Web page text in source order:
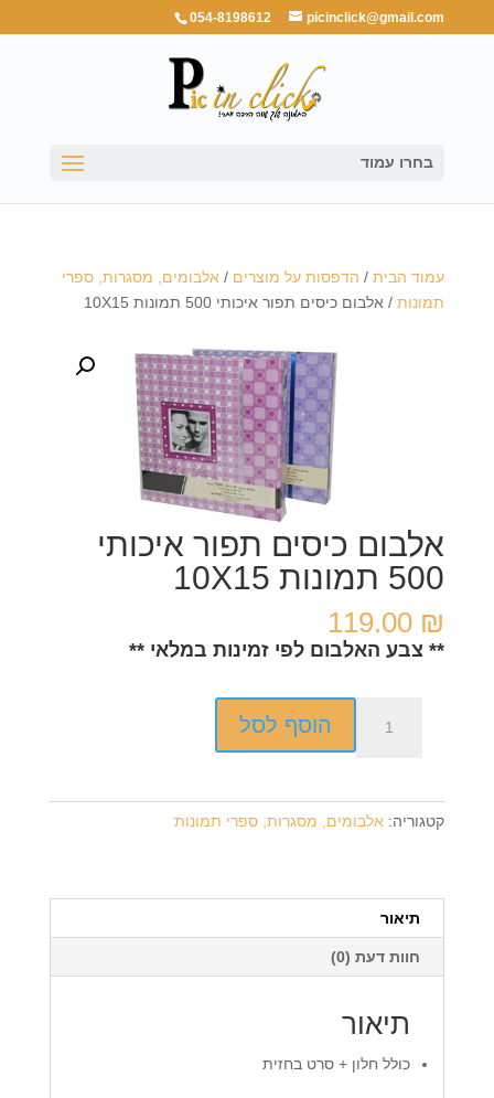
054-8198612 picinclick@gmail.com
בחרו עמוד
עמוד הבית/ הדפסות על מוצרים / אלבומים, מסגרות, ספרי
תמונות/ אלבום כיסים תפור איכותי 500 תמונות 10X15
אלבום כיסים תפור איכותי
500 תמונות 10X15
119.00 ₪
** צבע האלבום לפי זמינות במלאי **
10X15
הוסף לסל
קטגוריה: אלבומים, מסגרות, ספרי תמונות
תיאור
חוות דעת (0)
תיאור
כולל חלון + סרט בחזית